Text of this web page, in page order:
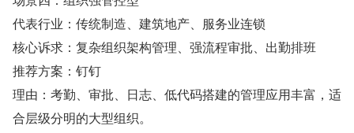
代表行业：传统制造、建筑地产、服务业连锁
核心诉求：复杂组织架构管理、强流程审批、出勤排班
推荐方案：钉钉
理由：考勤、审批、日志、低代码搭建的管理应用丰富，适
合层级分明的大型组织。